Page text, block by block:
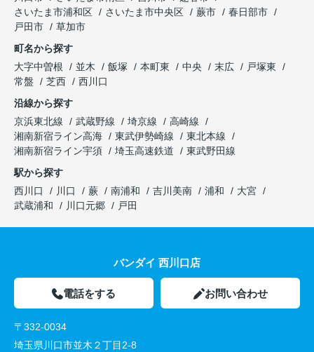
さいたま市浦和区
さいたま市中央区 蕨市
春日部市
戸田市
草加市
町名から探す
大字中曽根
並木 飯塚 本町東 中央 末広
戸塚東
常盤
芝西
西川口
沿線から探す
京浜東北線
武蔵野線 埼京線
高崎線
湘南新宿ライン高海
東武伊勢崎線
東北本線
湘南新宿ライン宇須
埼玉高速鉄道
東武野田線
駅から探す
西川口
川口 蕨 南浦和 吉川美南 浦和
大宮
武蔵浦和
川口元郷 戸田
バンダイ 西川口店
電話をする お問い合わせ
〒332-0034
埼玉県川口市並木２丁目2-8